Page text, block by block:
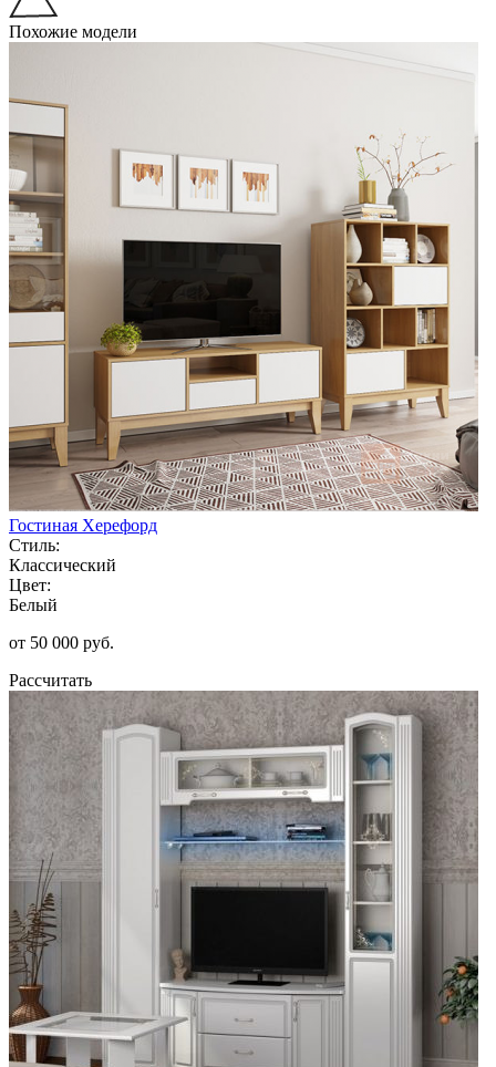
Похожие модели
Гостиная Херефорд
Стиль:
Классический
Цвет:
Белый
от 50 000 руб.
Рассчитать